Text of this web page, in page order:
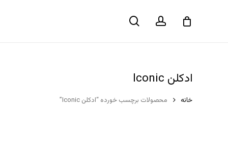
جستجوحساب
کاربری سبد خرید
ادکلن Iconic
خانه محصولات برچسب خورده “ادکلن Iconic”